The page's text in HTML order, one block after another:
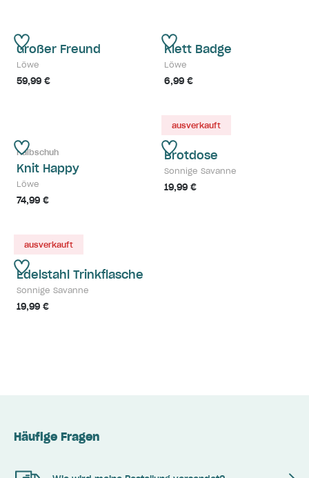
Großer Freund
Löwe
59,99 €
Klett Badge
Löwe
6,99 €
Halbschuh
Knit Happy
Löwe
74,99 €
ausverkauft
Brotdose
Sonnige Savanne
19,99 €
ausverkauft
Edelstahl Trinkflasche
Sonnige Savanne
19,99 €
Häufige Fragen